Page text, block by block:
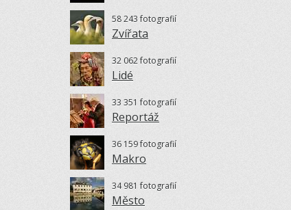
58 243 fotografií
Zvířata
32 062 fotografií
Lidé
33 351 fotografií
Reportáž
36 159 fotografií
Makro
34 981 fotografií
Město